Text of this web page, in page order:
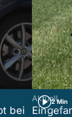
bei
2 Min
Aktuell